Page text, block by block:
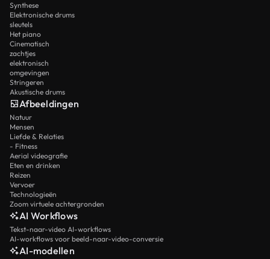
Synthese
Elektronische drums
sleutels
Het piano
Cinematisch
zachtjes
elektronisch
omgevingen
Stringeren
Akustische drums
Afbeeldingen
Natuur
Mensen
Liefde & Relaties
- Fitness
Aerial videografie
Eten en drinken
Reizen
Vervoer
Technologieën
Zoom virtuele achtergronden
AI Workflows
Tekst-naar-video AI-workflows
AI-workflows voor beeld-naar-video-conversie
AI-modellen